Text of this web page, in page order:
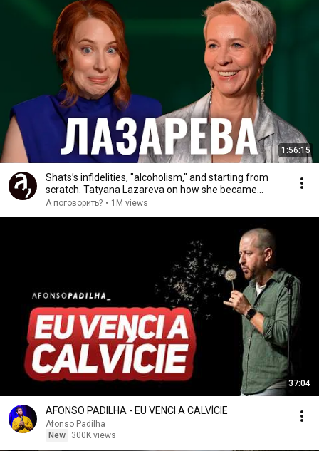
1:56:15
Shats’s infidelities, "alcoholism," and starting from
scratch. Tatyana Lazareva on how she became...
А поговорить? • 1M views
37:04
AFONSO PADILHA - EU VENCI A CALVÍCIE
Afonso Padilha
New
300K views